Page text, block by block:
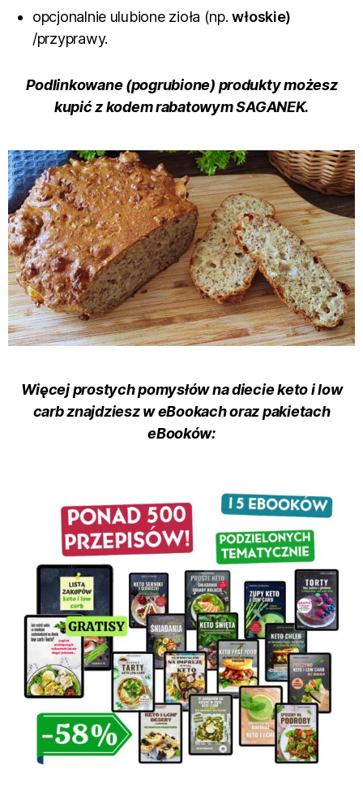
opcjonalnie ulubione zioła (np.włoskie)
/przyprawy.
Podlinkowane (pogrubione) produkty możesz
kupić z kodem rabatowym SAGANEK.
Więcej prostych pomysłów na diecie keto i low
carb znajdzieszw eBookach oraz pakietach
eBooków: